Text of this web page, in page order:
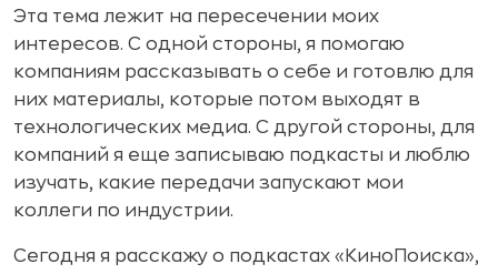
Эта тема лежит на пересечении моих
интересов. С одной стороны, я помогаю
компаниям рассказывать о себе и готовлю для
них материалы, которые потом выходят в
технологических медиа. С другой стороны, для
компаний я еще записываю подкасты и люблю
изучать, какие передачи запускают мои
коллеги по индустрии.
Сегодня я расскажу о подкастах «КиноПоиска»,